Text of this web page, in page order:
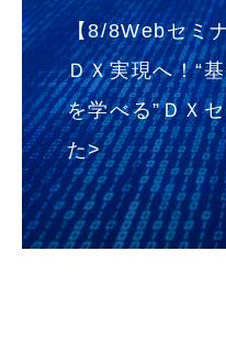
【8/8Webセミ
ＤＸ実現へ！“
を学べる”ＤＸ
た>